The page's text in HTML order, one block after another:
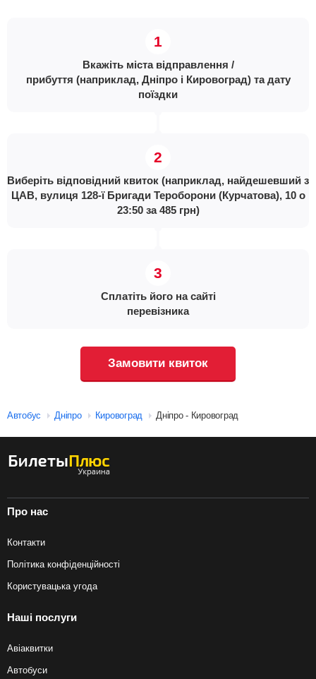
Вкажіть міста відправлення /
прибуття (наприклад, Дніпро і Кировоград) та дату
поїздки
Виберіть відповідний квиток (наприклад, найдешевший з
ЦАВ, вулиця 128-ї Бригади Тероборони (Курчатова), 10 о
23:50 за 485 грн)
Сплатіть його на сайті
перевізника
Замовити квиток
Автобус Дніпро Кировоград Дніпро - Кировоград
Про нас
Контакти
Політика конфіденційності
Користувацька угода
Наші послуги
Авіаквитки
Автобуси